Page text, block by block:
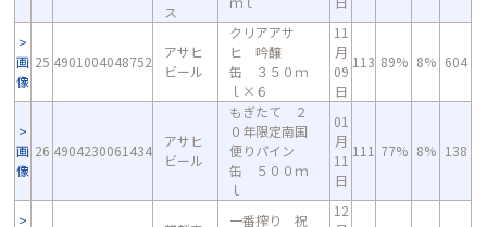
ス
画
像
25 4901004048752
アサヒ
ビール
クリアアサ
ヒ 吟醸
缶 ３５０ｍ
ｌ×６
11
月
09
日
113 89% 8% 604
画
像
26 4904230061434
アサヒ
ビール
もぎたて ２
０年限定南国
便りパイン
缶 ５００ｍ
ｌ
01
月
11
日
111 77% 8% 138
一番搾り 祝
12